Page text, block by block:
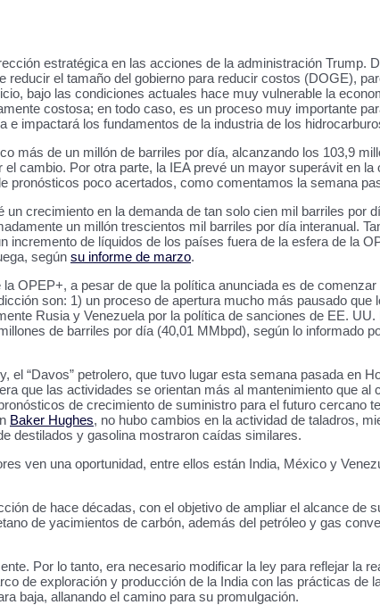
estratégica en las acciones de la administración Trump.
el tamaño del gobierno para reducir costos (DOGE),
bajo las condiciones actuales hace muy vulnerable la
costosa; en todo caso, es un proceso muy importante
impactará los fundamentos de la industria de los
más de un millón de barriles por día, alcanzando los 103,9
cambio. Por otra parte, la IEA prevé un mayor superávit en
pronósticos poco acertados, como comentamos la semana
crecimiento en la demanda de tan solo cien mil barriles por
un millón trescientos mil barriles por día interanual.
de líquidos de los países fuera de la esfera de la
según su informe de marzo.
OPEP+, a pesar de que la política anunciada es de
son: 1) un proceso de apertura mucho más pausado que
Rusia y Venezuela por la política de sanciones de EE.
de barriles por día (40,01 MMbpd), según lo informado
“Davos” petrolero, que tuvo lugar esta semana pasada en
que las actividades se orientan más al mantenimiento que al
de crecimiento de suministro para el futuro cercano
Baker Hughes, no hubo cambios en la actividad de taladros,
destilados y gasolina mostraron caídas similares.
ven una oportunidad, entre ellos están India, México y
de hace décadas, con el objetivo de ampliar el alcance de
de yacimientos de carbón, además del petróleo y gas
Por lo tanto, era necesario modificar la ley para reflejar la
de exploración y producción de la India con las prácticas de
baja, allanando el camino para su promulgación.